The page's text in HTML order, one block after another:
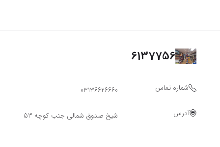
6137756
شماره تماس 03136626660
آدرس شیخ صدوق شمالی جنب کوچه 53